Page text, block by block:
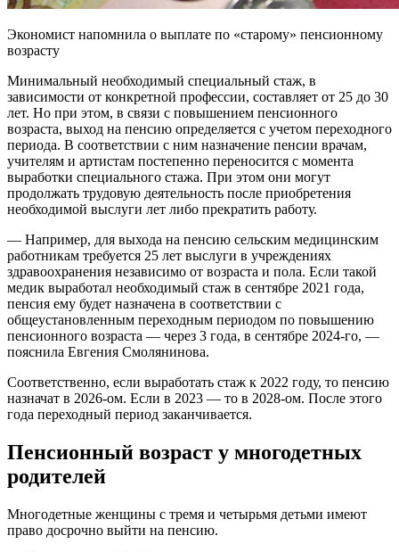
Экономист напомнила о выплате по «старому» пенсионному
возрасту
Минимальный необходимый специальный стаж, в
зависимости от конкретной профессии, составляет от 25 до 30
лет. Но при этом, в связи с повышением пенсионного
возраста, выход на пенсию определяется с учетом переходного
периода. В соответствии с ним назначение пенсии врачам,
учителям и артистам постепенно переносится с момента
выработки специального стажа. При этом они могут
продолжать трудовую деятельность после приобретения
необходимой выслуги лет либо прекратить работу.
— Например, для выхода на пенсию сельским медицинским
работникам требуется 25 лет выслуги в учреждениях
здравоохранения независимо от возраста и пола. Если такой
медик выработал необходимый стаж в сентябре 2021 года,
пенсия ему будет назначена в соответствии с
общеустановленным переходным периодом по повышению
пенсионного возраста — через 3 года, в сентябре 2024-го, —
пояснила Евгения Смолянинова.
Соответственно, если выработать стаж к 2022 году, то пенсию
назначат в 2026-ом. Если в 2023 — то в 2028-ом. После этого
года переходный период заканчивается.
Пенсионный возраст у многодетных
родителей
Многодетные женщины с тремя и четырьмя детьми имеют
право досрочно выйти на пенсию.